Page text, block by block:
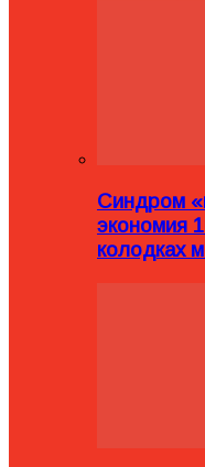
Синдром
экономия
колодках